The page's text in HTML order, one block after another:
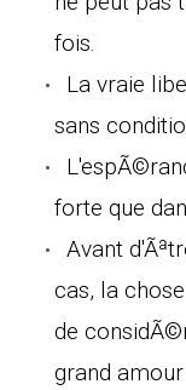
fois.
La vraie
sans
forte que
Avant
cas, la
de
grand amour